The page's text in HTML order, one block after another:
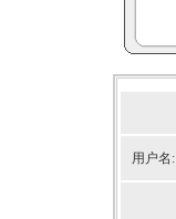
用户名: